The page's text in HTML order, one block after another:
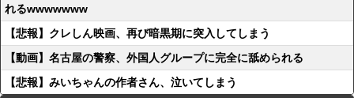
れるwwwwwww
【悲報】クレしん映画、再び暗黒期に突入してしまう
【動画】名古屋の警察、外国人グループに完全に舐められる
【悲報】みいちゃんの作者さん、泣いてしまう